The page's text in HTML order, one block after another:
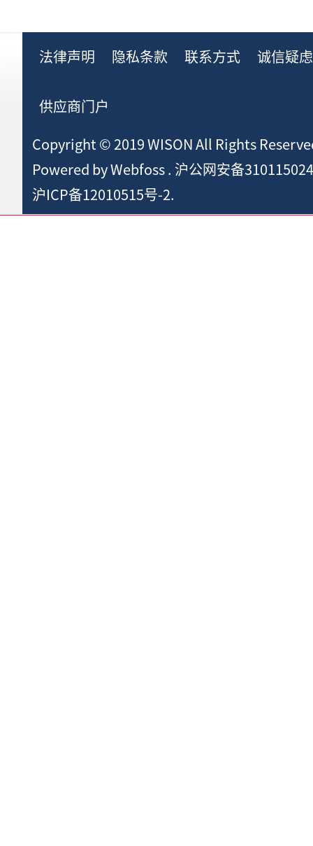
法律声明 隐私条款 联系方式 诚信疑
供应商门户
Copyright © 2019 WISON All Rights
Powered byWebfoss. 沪公网安备
沪ICP备12010515号-2.